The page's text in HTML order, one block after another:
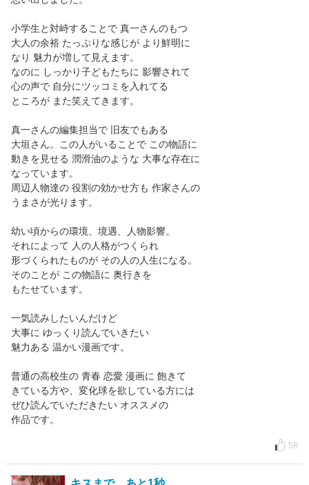
小学生と対峙することで 真一さんのもつ
大人の余裕 たっぷりな感じが より鮮明に
なり 魅力が増して見えます。
なのに しっかり子どもたちに 影響されて
心の声で 自分にツッコミを入れてる
ところが また笑えてきます。
真一さんの編集担当で 旧友でもある
大垣さん。この人がいることで この物語に
動きを見せる 潤滑油のような 大事な存在に
なっています。
周辺人物達の 役割の効かせ方も 作家さんの
うまさが光ります。
幼い頃からの環境、境遇、人物影響。
それによって 人の人格がつくられ
形づくられたものが その人の人生になる。
そのことが この物語に 奥行きを
もたせています。
一気読みしたいんだけど
大事に ゆっくり読んでいきたい
魅力ある 温かい漫画です。
普通の高校生の 青春 恋愛 漫画に 飽きて
きている方や、変化球を欲している方には
ぜひ読んでいただきたい オススメの
作品です。
58